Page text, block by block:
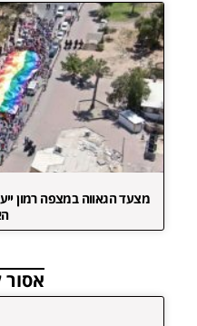
מצעד הגאווה במצפה רמון